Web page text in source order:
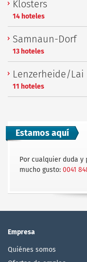
Klosters
14 hoteles
Samnaun-Dorf
13 hoteles
Lenzerheide/Lai
11 hoteles
Estamos aquí
Por cualquier duda y
mucho gusto: 0041
Empresa
Quiénes somos